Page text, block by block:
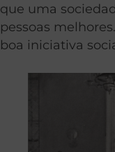
que uma
pessoas
boa iniciativa